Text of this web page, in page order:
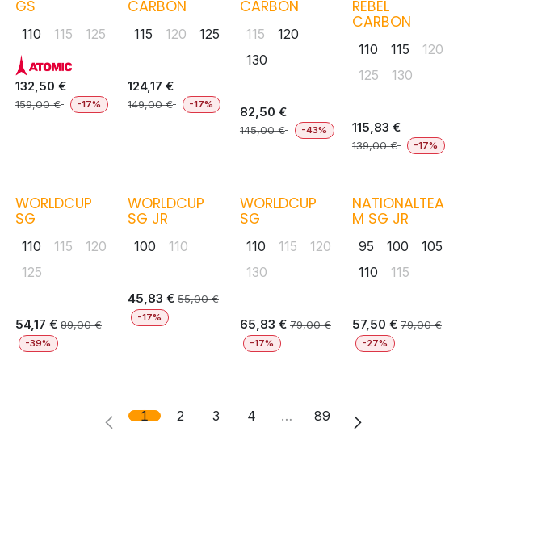
GS
110 115 125
132,50 €
159,00€ -17%
CARBON
115 120 125
124,17 €
149,00€ -17%
CARBON
115
120
130
82,50 €
145,00€ -43%
REBEL
CARBON
110 115
120
125
130
115,83 €
139,00€ -17%
WORLDCUP
SG
110 115
120
125
54,17 € 89,00€
-39%
WORLDCUP
SG JR
100 110
45,83 € 55,00€
-17%
WORLDCUP
SG
110 115
120
130
65,83 € 79,00€
-17%
NATIONALTEA
M SG JR
95 100
105
110
115
57,50 € 79,00€
-27%
1 2 3 4 … 89